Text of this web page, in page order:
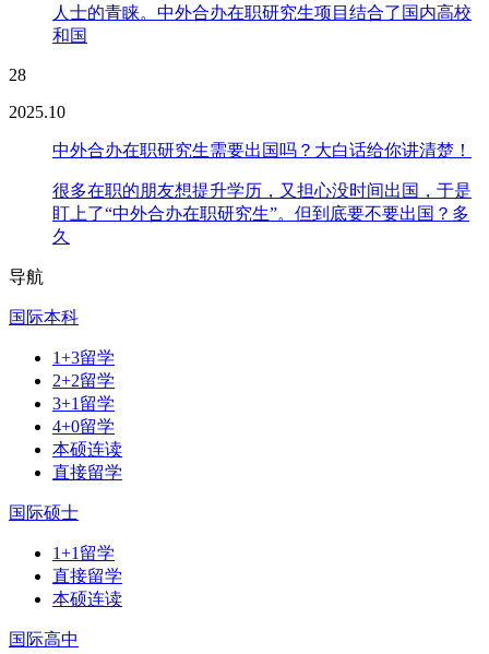
人士的青睐。中外合办在职研究生项目结合了国内高校
和国
28
2025.10
中外合办在职研究生需要出国吗？大白话给你讲清楚！
很多在职的朋友想提升学历，又担心没时间出国，于是
盯上了“中外合办在职研究生”。但到底要不要出国？多
久
导航
国际本科
1+3留学
2+2留学
3+1留学
4+0留学
本硕连读
直接留学
国际硕士
1+1留学
直接留学
本硕连读
国际高中